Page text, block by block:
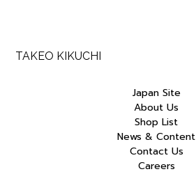
TAKEO KIKUCHI
Japan Site
About Us
Shop List
News & Content
Contact Us
Careers